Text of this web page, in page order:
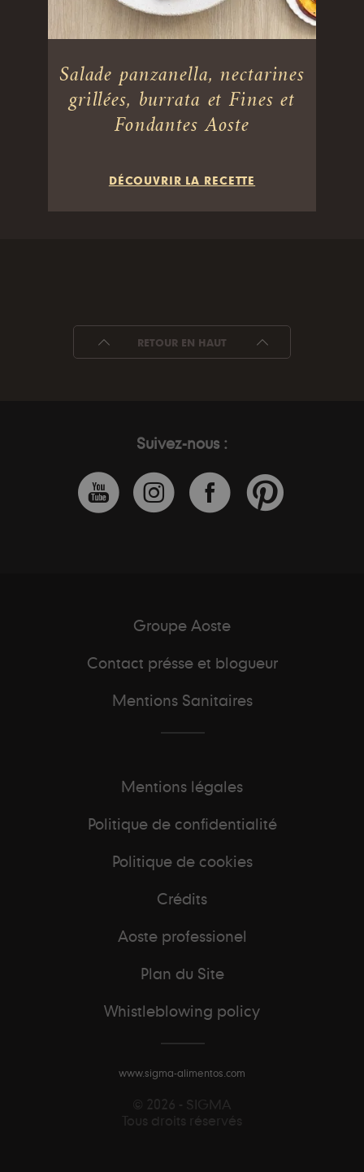
Salade panzanella, nectarines
grillées, burrata et Fines et
Fondantes Aoste
DÉCOUVRIR LA RECETTE
RETOUR EN HAUT
Suivez-nous :
Groupe Aoste
Contact présse et blogueur
Mentions Sanitaires
Mentions légales
Politique de confidentialité
Politique de cookies
Crédits
Aoste professionel
Plan du Site
Whistleblowing policy
www.sigma-alimentos.com
© 2026 - SIGMA
Tous droits réservés